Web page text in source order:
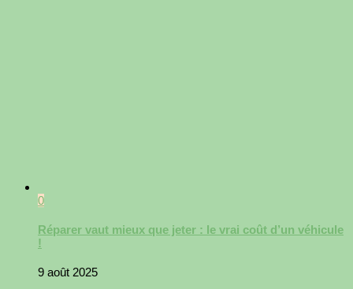
0
Réparer vaut mieux que jeter : le vrai coût d’un véhicule
!
9 août 2025